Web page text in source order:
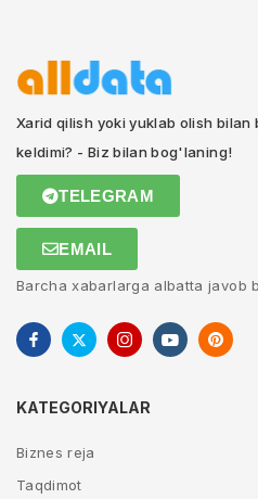
Xarid qilish yoki yuklab olish
keldimi? - Biz bilan bog'laning!
TELEGRAM
EMAIL
Barcha xabarlarga albatta javob
KATEGORIYALAR
Biznes reja
Taqdimot